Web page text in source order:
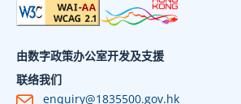
由数字政策办公室开发及支援
联络我们
enquiry@1835500.gov.hk